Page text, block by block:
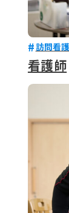
訪問看
看護師